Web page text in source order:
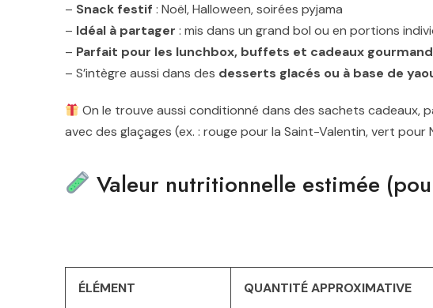
– Snack festif : Noël, Halloween, soirées pyjama
– Idéal à partager : mis dans un grand bol ou en portions
– Parfait pour les lunchbox, buffets et cadeaux
– S’intègre aussi dans des desserts glacés ou à base de
On le trouve aussi conditionné dans des sachets cadeaux,
avec des glaçages (ex. : rouge pour la Saint-Valentin, vert pour
Valeur nutritionnelle estimée
ÉLÉMENT QUANTITÉ APPROXIMATIVE